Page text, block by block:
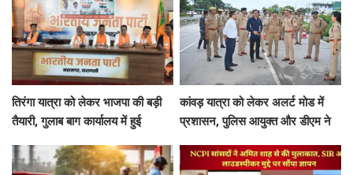
तिरंगा यात्रा को लेकर भाजपा की बड़ी
तैयारी, गुलाब बाग कार्यालय में हुई
कांवड़ यात्रा को लेकर अलर्ट मोड में
प्रशासन, पुलिस आयुक्त और डीएम ने
किया निरीक्षण